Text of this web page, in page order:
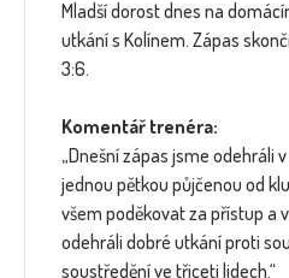
Mladší dorost dnes na
utkání s Kolínem. Zápas
3:6.
Komentář trenéra:
„Dnešní zápas jsme odehráli
jednou pětkou půjčenou od
všem poděkovat za přístup a
odehráli dobré utkání proti
soustředění ve třiceti lidech.“